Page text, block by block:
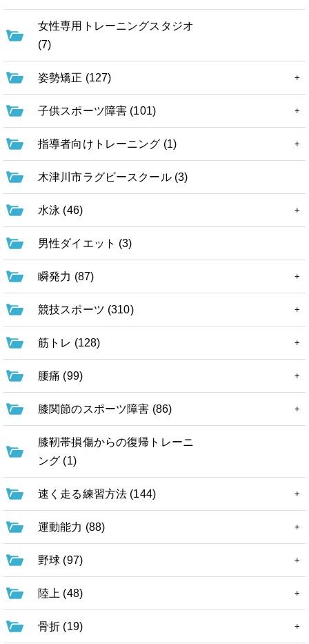
女性専用トレーニングスタジオ
(7)
姿勢矯正 (127)
子供スポーツ障害 (101)
指導者向けトレーニング (1)
木津川市ラグビースクール (3)
水泳 (46)
男性ダイエット (3)
瞬発力 (87)
競技スポーツ (310)
筋トレ (128)
腰痛 (99)
膝関節のスポーツ障害 (86)
膝靭帯損傷からの復帰トレーニ
ング (1)
速く走る練習方法 (144)
運動能力 (88)
野球 (97)
陸上 (48)
骨折 (19)